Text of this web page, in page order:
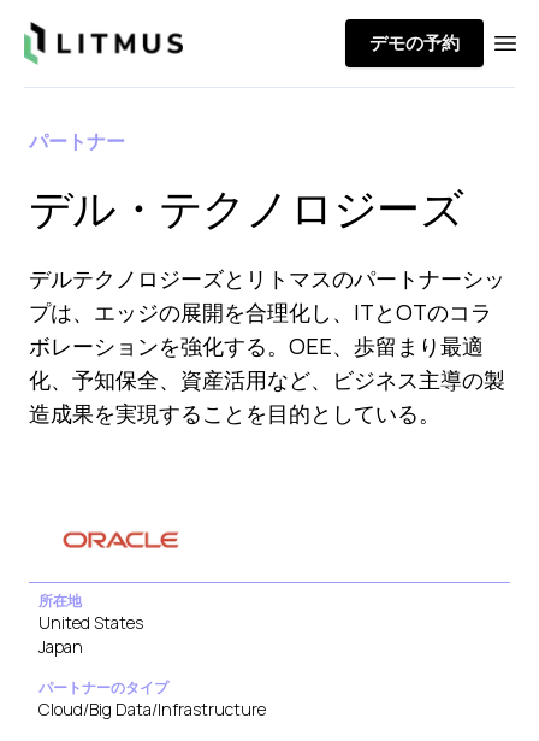
Litmus デモの予約
パートナー
デル・テクノロジーズ
デルテクノロジーズとリトマスのパートナーシッ
プは、エッジの展開を合理化し、ITとOTのコラ
ボレーションを強化する。OEE、歩留まり最適
化、予知保全、資産活用など、ビジネス主導の製
造成果を実現することを目的としている。
所在地
United States
Japan
パートナーのタイプ
Cloud/Big Data/Infrastructure